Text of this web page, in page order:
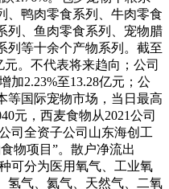
、鸭肉零食系列、牛肉零食
列、鱼肉零食系列、宠物腊
列等十余个产物系列。截至
元。不代表将来趋向；公司
加2.23%至13.28亿元；公
等国际宠物市场，当日最高
元，西麦食物从2021公司
司全资子公司山东海创工
物项目”。散户净流出
可分为医用氧气、工业氧
氢气、氦气、天然气、二氧